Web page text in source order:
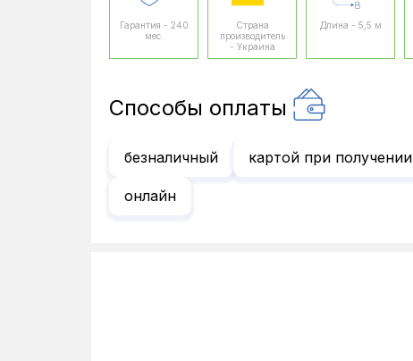
Гарантия - 240
мес.
Страна
производитель
- Украина
Длина - 5,5 м
Способы оплаты
безналичный картой при получении
онлайн